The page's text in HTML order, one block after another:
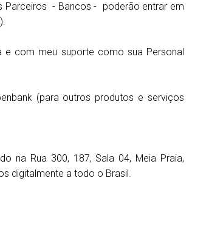
Parceiros - Bancos - poderão entrar em
com meu suporte como sua Personal
(para outros produtos e serviços
na Rua 300, 187, Sala 04, Meia Praia,
digitalmente a todo o Brasil.